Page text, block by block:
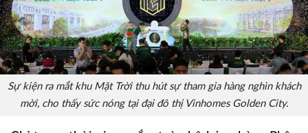
Sự kiện ra mắt khu Mặt Trời thu hút sự tham gia hàng nghìn khách
mời, cho thấy sức nóng tại đại đô thị Vinhomes Golden City.